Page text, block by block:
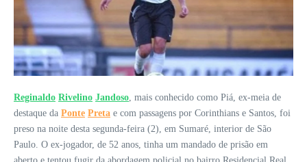
Reginaldo Rivelino Jandoso, mais conhecido como Piá, ex-meia de
destaque da Ponte Preta e com passagens por Corinthians e Santos, foi
preso na noite desta segunda-feira (2), em Sumaré, interior de São
Paulo. O ex-jogador, de 52 anos, tinha um mandado de prisão em